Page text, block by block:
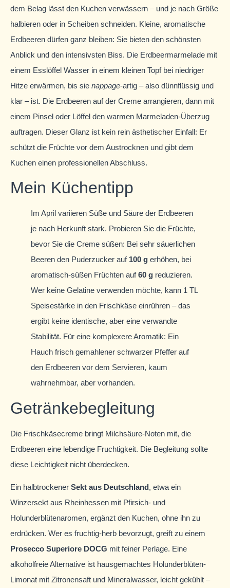
dem Belag lässt den Kuchen verwässern – und je nach Größe
halbieren oder in Scheiben schneiden. Kleine, aromatische
Erdbeeren dürfen ganz bleiben: Sie bieten den schönsten
Anblick und den intensivsten Biss. Die Erdbeermarmelade mit
einem Esslöffel Wasser in einem kleinen Topf bei niedriger
Hitze erwärmen, bis sie nappage-artig – also dünnflüssig und
klar – ist. Die Erdbeeren auf der Creme arrangieren, dann mit
einem Pinsel oder Löffel den warmen Marmeladen-Überzug
auftragen. Dieser Glanz ist kein rein ästhetischer Einfall: Er
schützt die Früchte vor dem Austrocknen und gibt dem
Kuchen einen professionellen Abschluss.
Mein Küchentipp
Im April variieren Süße und Säure der Erdbeeren
je nach Herkunft stark. Probieren Sie die Früchte,
bevor Sie die Creme süßen: Bei sehr säuerlichen
Beeren den Puderzucker auf 100 g erhöhen, bei
aromatisch-süßen Früchten auf60 g reduzieren.
Wer keine Gelatine verwenden möchte, kann 1 TL
Speisestärke in den Frischkäse einrühren – das
ergibt keine identische, aber eine verwandte
Stabilität. Für eine komplexere Aromatik: Ein
Hauch frisch gemahlener schwarzer Pfeffer auf
den Erdbeeren vor dem Servieren, kaum
wahrnehmbar, aber vorhanden.
Getränkebegleitung
Die Frischkäsecreme bringt Milchsäure-Noten mit, die
Erdbeeren eine lebendige Fruchtigkeit. Die Begleitung sollte
diese Leichtigkeit nicht überdecken.
Ein halbtrockener Sekt aus Deutschland, etwa ein
Winzersekt aus Rheinhessen mit Pfirsich- und
Holunderblütenaromen, ergänzt den Kuchen, ohne ihn zu
erdrücken. Wer es fruchtig-herb bevorzugt, greift zu einem
Prosecco Superiore DOCG mit feiner Perlage. Eine
alkoholfreie Alternative ist hausgemachtes Holunderblüten-
Limonat mit Zitronensaft und Mineralwasser, leicht gekühlt –